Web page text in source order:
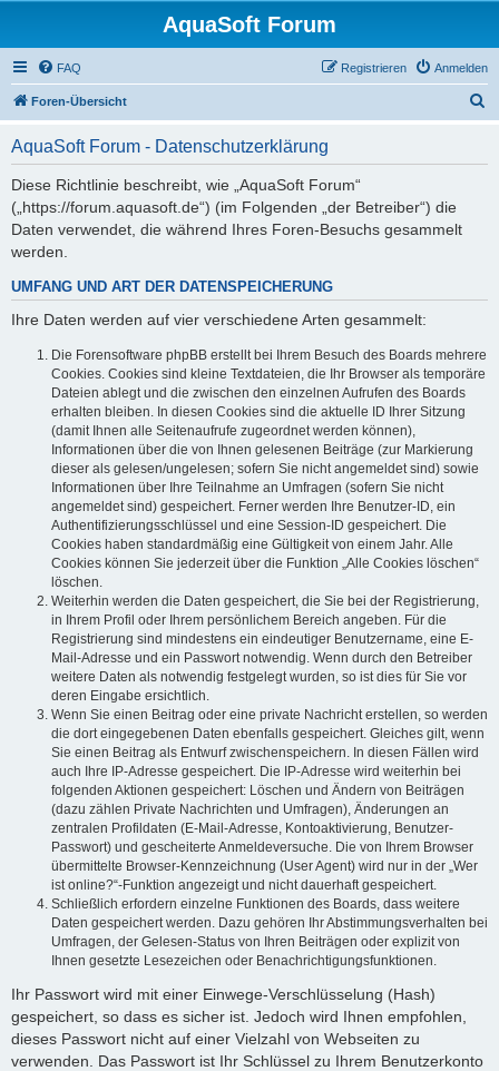
AquaSoft Forum
FAQ Anmelden
Registrieren
Foren-Übersicht
AquaSoft Forum - Datenschutzerklärung
Diese Richtlinie beschreibt, wie „AquaSoft Forum“
(„https://forum.aquasoft.de“) (im Folgenden „der Betreiber“) die
Daten verwendet, die während Ihres Foren-Besuchs gesammelt
werden.
UMFANG UND ART DER DATENSPEICHERUNG
Ihre Daten werden auf vier verschiedene Arten gesammelt:
Die Forensoftware phpBB erstellt bei Ihrem Besuch des Boards mehrere
Cookies. Cookies sind kleine Textdateien, die Ihr Browser als temporäre
Dateien ablegt und die zwischen den einzelnen Aufrufen des Boards
erhalten bleiben. In diesen Cookies sind die aktuelle ID Ihrer Sitzung
(damit Ihnen alle Seitenaufrufe zugeordnet werden können),
Informationen über die von Ihnen gelesenen Beiträge (zur Markierung
dieser als gelesen/ungelesen; sofern Sie nicht angemeldet sind) sowie
Informationen über Ihre Teilnahme an Umfragen (sofern Sie nicht
angemeldet sind) gespeichert. Ferner werden Ihre Benutzer-ID, ein
Authentifizierungsschlüssel und eine Session-ID gespeichert. Die
Cookies haben standardmäßig eine Gültigkeit von einem Jahr. Alle
Cookies können Sie jederzeit über die Funktion „Alle Cookies löschen“
löschen.
Weiterhin werden die Daten gespeichert, die Sie bei der Registrierung,
in Ihrem Profil oder Ihrem persönlichem Bereich angeben. Für die
Registrierung sind mindestens ein eindeutiger Benutzername, eine E-
Mail-Adresse und ein Passwort notwendig. Wenn durch den Betreiber
weitere Daten als notwendig festgelegt wurden, so ist dies für Sie vor
deren Eingabe ersichtlich.
Wenn Sie einen Beitrag oder eine private Nachricht erstellen, so werden
die dort eingegebenen Daten ebenfalls gespeichert. Gleiches gilt, wenn
Sie einen Beitrag als Entwurf zwischenspeichern. In diesen Fällen wird
auch Ihre IP-Adresse gespeichert. Die IP-Adresse wird weiterhin bei
folgenden Aktionen gespeichert: Löschen und Ändern von Beiträgen
(dazu zählen Private Nachrichten und Umfragen), Änderungen an
zentralen Profildaten (E-Mail-Adresse, Kontoaktivierung, Benutzer-
Passwort) und gescheiterte Anmeldeversuche. Die von Ihrem Browser
übermittelte Browser-Kennzeichnung (User Agent) wird nur in der „Wer
ist online?“-Funktion angezeigt und nicht dauerhaft gespeichert.
Schließlich erfordern einzelne Funktionen des Boards, dass weitere
Daten gespeichert werden. Dazu gehören Ihr Abstimmungsverhalten bei
Umfragen, der Gelesen-Status von Ihren Beiträgen oder explizit von
Ihnen gesetzte Lesezeichen oder Benachrichtigungsfunktionen.
Ihr Passwort wird mit einer Einwege-Verschlüsselung (Hash)
gespeichert, so dass es sicher ist. Jedoch wird Ihnen empfohlen,
dieses Passwort nicht auf einer Vielzahl von Webseiten zu
verwenden. Das Passwort ist Ihr Schlüssel zu Ihrem Benutzerkonto